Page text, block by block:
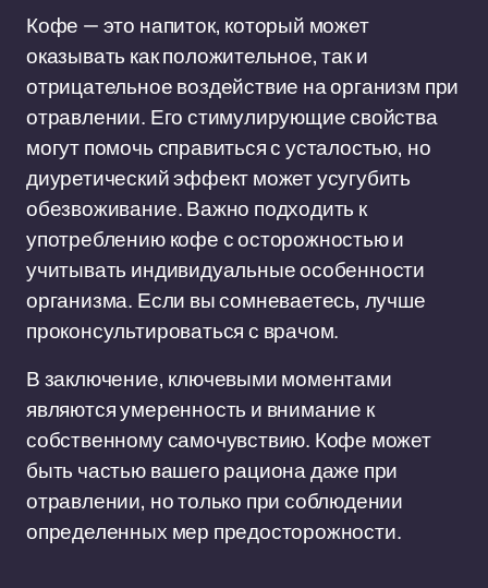
Кофе — это напиток, который может
оказывать как положительное, так и
отрицательное воздействие на организм при
отравлении. Его стимулирующие свойства
могут помочь справиться с усталостью, но
диуретический эффект может усугубить
обезвоживание. Важно подходить к
употреблению кофе с осторожностью и
учитывать индивидуальные особенности
организма. Если вы сомневаетесь, лучше
проконсультироваться с врачом.
В заключение, ключевыми моментами
являются умеренность и внимание к
собственному самочувствию. Кофе может
быть частью вашего рациона даже при
отравлении, но только при соблюдении
определенных мер предосторожности.